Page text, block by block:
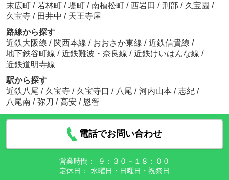
末広町 / 若林町 / 堤町 / 南植松町 / 西岩田 / 刑部 / 久宝園 /
久宝寺 / 田井中 / 天王寺屋
路線から探す
近鉄大阪線 / 関西本線 / おおさか東線 / 近鉄信貴線 /
地下鉄谷町線 / 近鉄難波・奈良線 / 近鉄けいはんな線 /
近鉄道明寺線
駅から探す
近鉄八尾 / 久宝寺 / 久宝寺口 / 八尾 / 河内山本 / 志紀 /
八尾南 / 弥刀 / 高安 / 恩智
電話でお問い合わせ
営業時間：
９：３０－１８：００
定休日：
水曜日・日曜日・祝祭日